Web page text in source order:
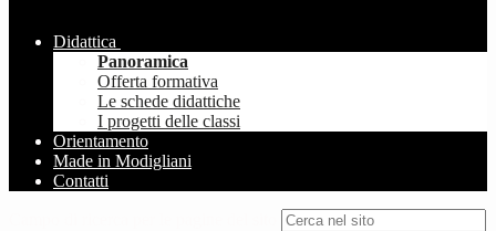
Didattica
Panoramica
Offerta formativa
Le schede didattiche
I progetti delle classi
Orientamento
Made in Modigliani
Contatti